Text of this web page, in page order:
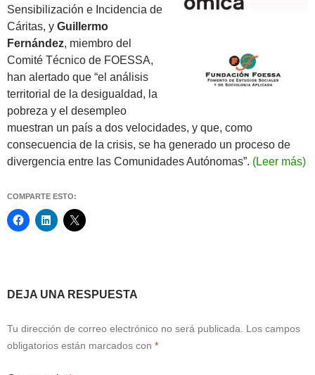
Sensibilización e Incidencia de
Cáritas, y Guillermo
Fernández, miembro del
Comité Técnico de FOESSA,
han alertado que “el análisis
territorial de la desigualdad, la
pobreza y el desempleo
muestran un país a dos velocidades, y que, como
consecuencia de la crisis, se ha generado un proceso de
divergencia entre las Comunidades Autónomas”. (Leer más)
COMPARTE ESTO:
Navegación
de
entradas
DEJA UNA RESPUESTA
Tu dirección de correo electrónico no será publicada.
Los campos
obligatorios están marcados con *